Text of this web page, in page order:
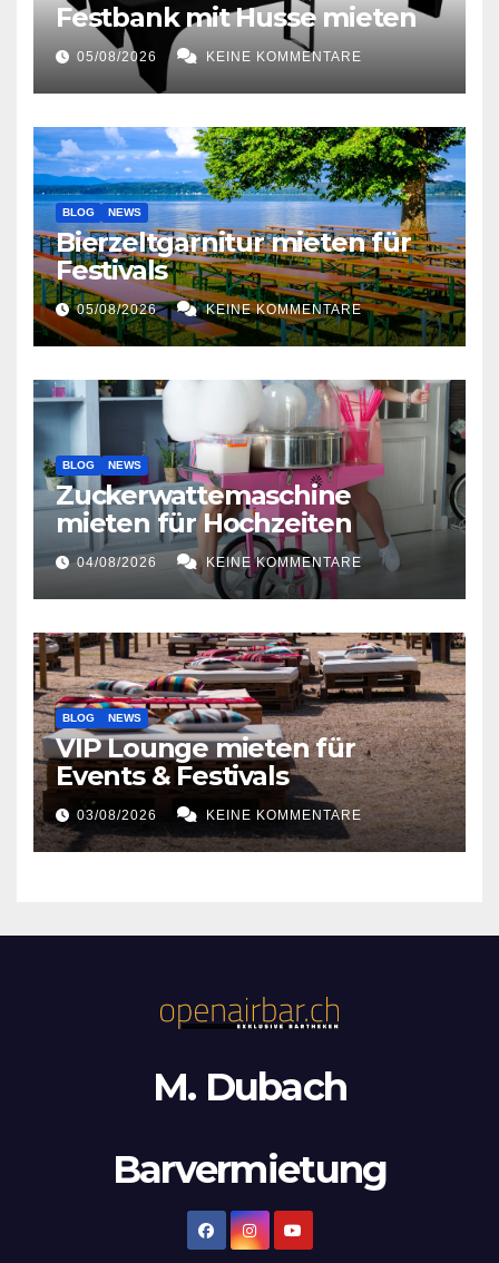
Festbank mit Husse mieten
05/08/2026 KEINE KOMMENTARE
BLOG NEWS
Bierzeltgarnitur mieten für
Festivals
05/08/2026 KEINE KOMMENTARE
BLOG NEWS
Zuckerwattemaschine
mieten für Hochzeiten
04/08/2026 KEINE KOMMENTARE
BLOG NEWS
VIP Lounge mieten für
Events & Festivals
03/08/2026 KEINE KOMMENTARE
M. Dubach
Barvermietung